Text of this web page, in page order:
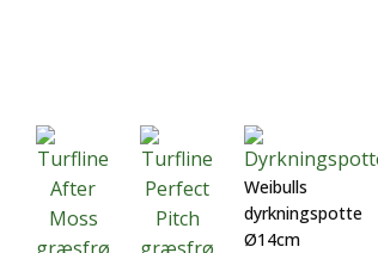
Weibulls
dyrkningspotte
Ø14cm